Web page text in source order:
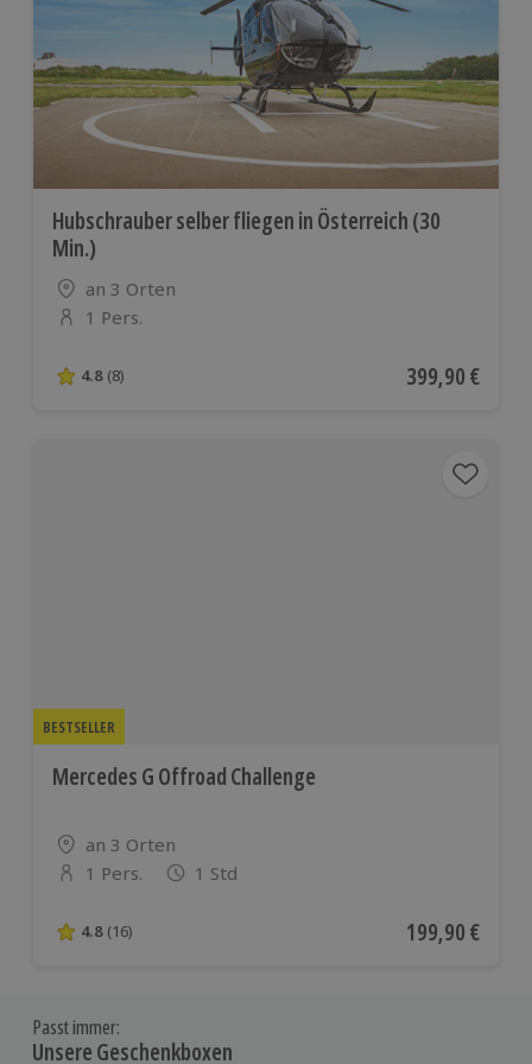
Hubschrauber selber fliegen in Österreich (30
Min.)
Standort
an 3 Orten
Anzahl der Teilnehmer
1 Pers.
4.8 von 5 Sternen basierend auf 8 Bewertungen
4.8 (8) Aktueller Preis
399,90 €
BESTSELLER
Mercedes G Offroad Challenge
Standort
an 3 Orten
Anzahl der Teilnehmer
1 Pers. 1 Std
4.8 von 5 Sternen basierend auf 16 Bewertungen
4.8 (16) Aktueller Preis
199,90 €
Passt immer:
Unsere Geschenkboxen